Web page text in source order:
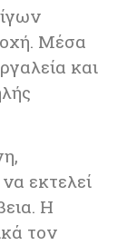
Μέσα
και
εκτελεί
Η
τον